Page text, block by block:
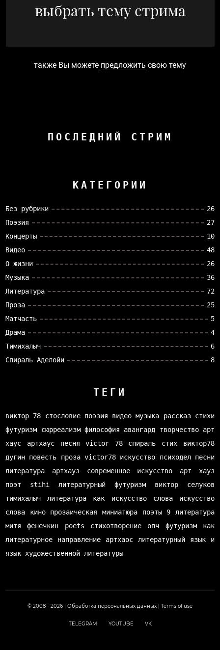
выбрать тему стрима
также Вы можете предложить свою тему
ПОСЛЕДНИЙ СТРИМ
КАТЕГОРИИ
Без рубрики
26
Поэзия
27
Концерты
10
Видео
48
О жизни
26
Музыка
36
Литература
72
Проза
25
Матчасть
5
Драма
4
Тимихалыч
6
Спираль Аделойи
8
ТЕГИ
виктор 78 стословие поэзия видео музыка рассказ стихи
футуризм
сюрреализм философия авангард творчество арт
хаус
артхаус песня victor 78 спираль стих
виктор78
дугин повесть проза victor78 искусство психодел песни
литература
артхауз современное искусство
арт хауз
поэт
stihi литературный футуризм
виктор селуков
тимихалыч
литература как искусство слова
искусство
слова
кино прозаическая миниатюра поэты
9 литература
митя фенечкин
poets стихотворение опч
футуризм как
литературное направление
артхаос
литературный язык и
язык художественной литературы
© 2008 - 2026 | Обработка персональных данных Terms of use
TELEGRAM YOUTUBE VK